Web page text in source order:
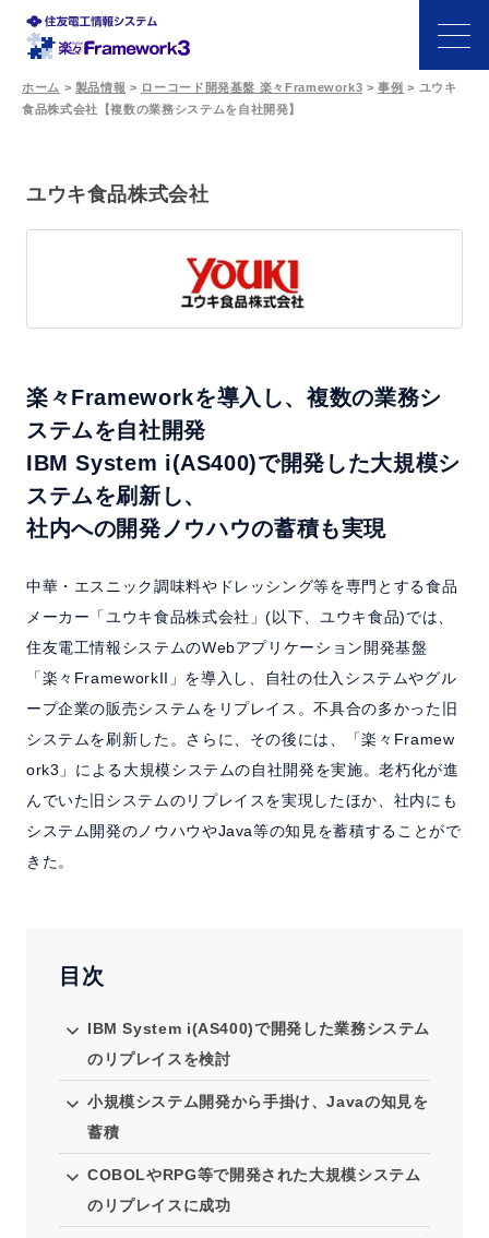
機能
価格
よくある質問
クラウド版検討の方へ
お問い合わせ／資料請求
ホーム 製品情報会社情報採用情報
ホーム > 製品情報 > ローコード開発基盤 楽々Framework3 >事例 > ユウキ
食品株式会社【複数の業務システムを自社開発】
ユウキ食品株式会社
楽々Frameworkを導入し、複数の業務シ
ステムを自社開発
IBM System i(AS400)で開発した大規模シ
ステムを刷新し、
社内への開発ノウハウの蓄積も実現
中華・エスニック調味料やドレッシング等を専門とする食品
メーカー「ユウキ食品株式会社」(以下、ユウキ食品)では、
住友電工情報システムのWebアプリケーション開発基盤
「楽々FrameworkII」を導入し、自社の仕入システムやグル
ープ企業の販売システムをリプレイス。不具合の多かった旧
システムを刷新した。さらに、その後には、「楽々Framew
ork3」による大規模システムの自社開発を実施。老朽化が進
んでいた旧システムのリプレイスを実現したほか、社内にも
システム開発のノウハウやJava等の知見を蓄積することがで
きた。
目次
IBM System i(AS400)で開発した業務システム
のリプレイスを検討
小規模システム開発から手掛け、Javaの知見を
蓄積
COBOLやRPG等で開発された大規模システム
のリプレイスに成功